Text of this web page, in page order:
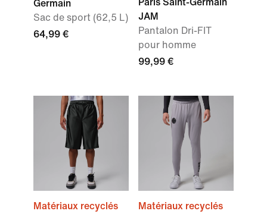
Germain
Sac de sport (62,5 L)
64,99 €
Paris Saint-Germain
JAM
Pantalon Dri-FIT
pour homme
99,99 €
Matériaux recyclés
Matériaux recyclés